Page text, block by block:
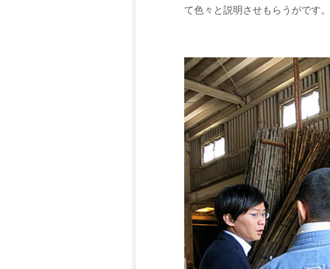
て色々と説明させもらうがです。